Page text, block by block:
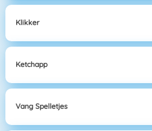
Klikker
Ketchapp
Vang Spelletjes